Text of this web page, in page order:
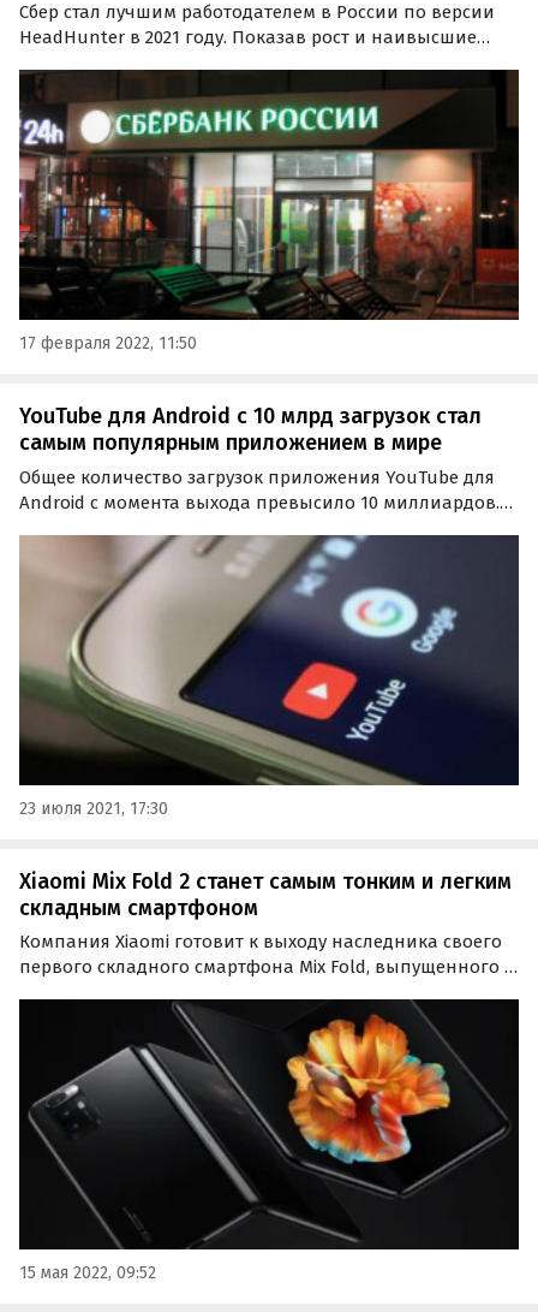
Сбер стал лучшим работодателем в России по версии
HeadHunter в 2021 году. Показав рост и наивысшие
(развитость HR-процессов, опрос соискателей, уровень
eNPS), он набрал максимальный совокупный балл —…
17 февраля 2022, 11:50
YouTube для Android с 10 млрд загрузок стал
самым популярным приложением в мире
Общее количество загрузок приложения YouTube для
Android с момента выхода превысило 10 миллиардов.
пользовательским приложением в мире и вторым по
количеству установок после Google Play Services.
23 июля 2021, 17:30
Xiaomi Mix Fold 2 станет самым тонким и легким
складным смартфоном
Компания Xiaomi готовит к выходу наследника своего
первого складного смартфона Mix Fold, выпущенного в
тонким и легким смартфоном со складывающимся
внутрь экраном, сообщает iXBT.com со ссылкой на…
15 мая 2022, 09:52